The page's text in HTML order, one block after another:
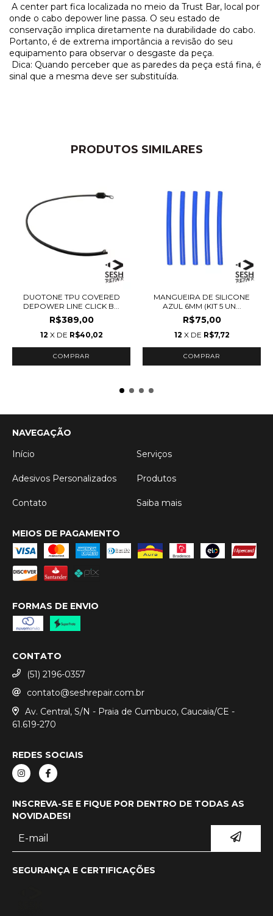
A center part fica localizada no meio da Trust Bar, local por
onde o cabo depower line passa. O seu estado de
conservação implica diretamente na durabilidade do cabo.
Portanto, é de extrema importância a revisão do seu
equipamento para observar o desgaste da peça.
Dica: Quando perceber que as paredes da peça está fina, é
sinal que a mesma deve ser substituída.
PRODUTOS SIMILARES
DUOTONE TPU COVERED
DEPOWER LINE CLICK B...
R$389,00
12 X DE R$40,02
MANGUEIRA DE SILICONE
AZUL 6MM (KIT 5 UN...
R$75,00
12 X DE R$7,72
NAVEGAÇÃO
Início
Serviços
Adesivos Personalizados Produtos
Contato Saiba mais
MEIOS DE PAGAMENTO
FORMAS DE ENVIO
CONTATO
(51) 2196-0357
contato@seshrepair.com.br
Av. Central, S/N - Praia de Cumbuco, Caucaia/CE -
61.619-270
REDES SOCIAIS
INSCREVA-SE E FIQUE POR DENTRO DE TODAS AS
NOVIDADES!
SEGURANÇA E CERTIFICAÇÕES